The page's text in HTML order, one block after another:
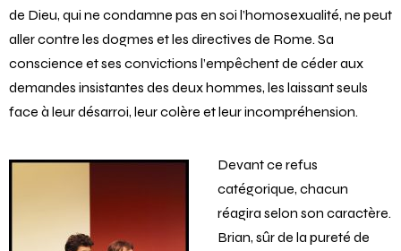
de Dieu, qui ne condamne pas en soi l’homosexualité, ne peut
aller contre les dogmes et les directives de Rome. Sa
conscience et ses convictions l’empêchent de céder aux
demandes insistantes des deux hommes, les laissant seuls
face à leur désarroi, leur colère et leur incompréhension.
Devant ce refus
catégorique, chacun
réagira selon son caractère.
Brian, sûr de la pureté de